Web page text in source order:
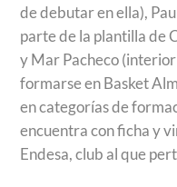
de debutar en ella),
parte de la plantilla de
y Mar Pacheco
formarse en Basket
en categorías de
encuentra con ficha y
Endesa, club al que